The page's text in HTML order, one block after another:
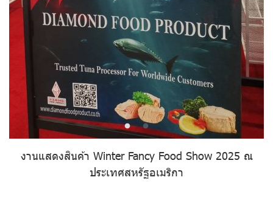
งานแสดงสินค้า Winter Fancy Food Show 2025 ณ
ประเทศสหรัฐอเมริกา